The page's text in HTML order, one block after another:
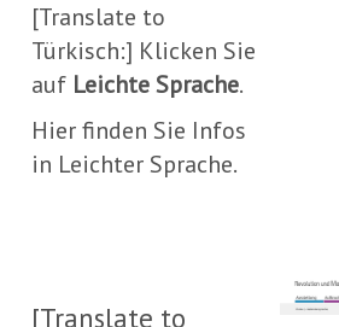
[Translate to
Türkisch:] Klicken Sie
auf Leichte Sprache.
Hier finden Sie Infos
in Leichter Sprache.
[Translate to